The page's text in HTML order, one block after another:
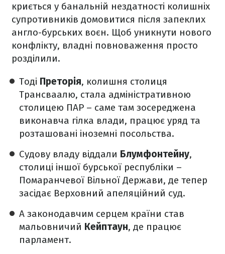
криється у банальній нездатності колишніх
супротивників домовитися після запеклих
англо-бурських воєн. Щоб уникнути нового
конфлікту, владні повноваження просто
розділили.
Тоді Преторія, колишня столиця
Трансваалю, стала адміністративною
столицею ПАР – саме там зосереджена
виконавча гілка влади, працює уряд та
розташовані іноземні посольства.
Судову владу віддали Блумфонтейну,
столиці іншої бурської республіки –
Помаранчевої Вільної Держави, де тепер
засідає Верховний апеляційний суд.
А законодавчим серцем країни став
мальовничий Кейптаун, де працює
парламент.